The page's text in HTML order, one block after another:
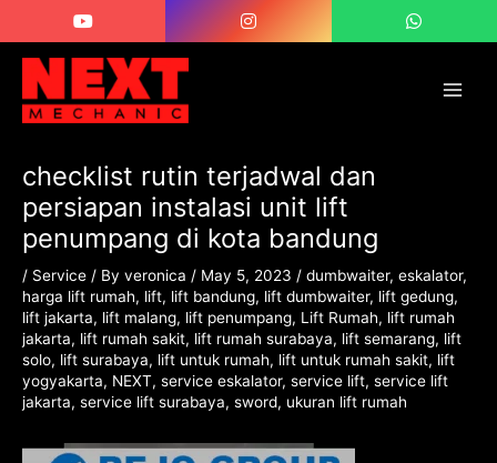
content
checklist rutin terjadwal dan
persiapan instalasi unit lift
penumpang di kota bandung
/ Service / By veronica / May 5, 2023 / dumbwaiter, eskalator,
harga lift rumah, lift, lift bandung, lift dumbwaiter, lift gedung,
lift jakarta, lift malang, lift penumpang, Lift Rumah, lift rumah
jakarta, lift rumah sakit, lift rumah surabaya, lift semarang, lift
solo, lift surabaya, lift untuk rumah, lift untuk rumah sakit, lift
yogyakarta, NEXT, service eskalator, service lift, service lift
jakarta, service lift surabaya, sword, ukuran lift rumah
navigation